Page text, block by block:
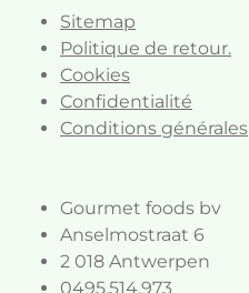
Sitemap
Politique de retour.
Cookies
Confidentialité
Conditions générales
Gourmet foods bv
Anselmostraat 6
2 018 Antwerpen
0495.514.973